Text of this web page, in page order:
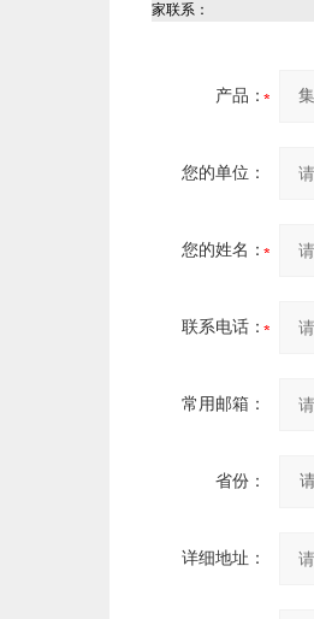
家联系：
产品：
您的单位：
您的姓名：
联系电话：
常用邮箱：
省份：
详细地址：